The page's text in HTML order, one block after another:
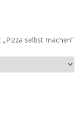
selbst machen“